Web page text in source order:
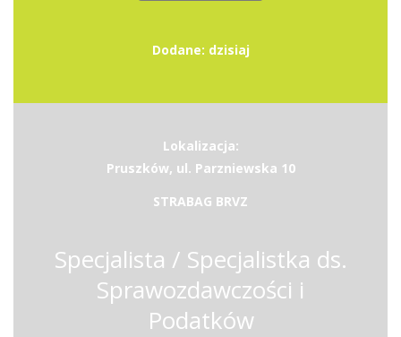
Dodane: dzisiaj
Lokalizacja:
Pruszków, ul. Parzniewska 10
STRABAG BRVZ
Specjalista / Specjalistka ds.
Sprawozdawczości i
Podatków